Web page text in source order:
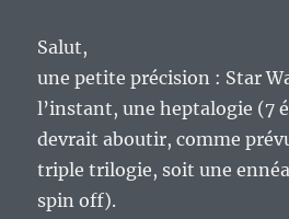
Salut,
une petite précision : Star
l’instant, une heptalogie (7
devrait aboutir, comme
triple trilogie, soit une
spin off).